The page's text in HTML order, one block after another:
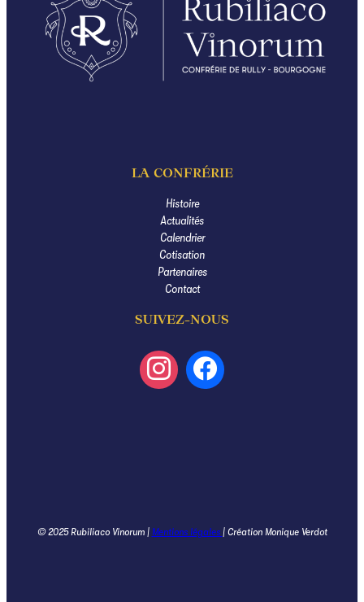
LA CONFRÉRIE
Histoire
Actualités
Calendrier
Cotisation
Partenaires
Contact
SUIVEZ-NOUS
© 2025 Rubiliaco Vinorum | Mentions légales | Création Monique Verdot